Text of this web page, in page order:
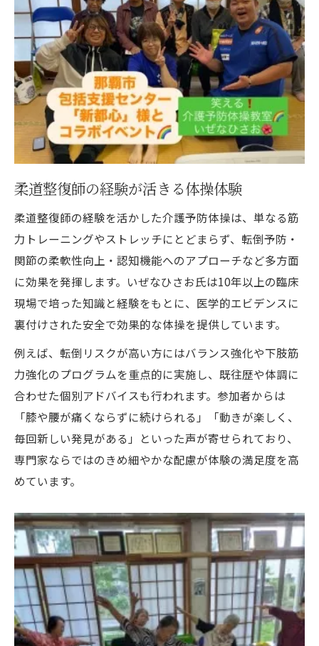
柔道整復師の経験が活きる体操体験
柔道整復師の経験を活かした介護予防体操は、単なる筋
力トレーニングやストレッチにとどまらず、転倒予防・
関節の柔軟性向上・認知機能へのアプローチなど多方面
に効果を発揮します。いぜなひさお氏は10年以上の臨床
現場で培った知識と経験をもとに、医学的エビデンスに
裏付けされた安全で効果的な体操を提供しています。
例えば、転倒リスクが高い方にはバランス強化や下肢筋
力強化のプログラムを重点的に実施し、既往歴や体調に
合わせた個別アドバイスも行われます。参加者からは
「膝や腰が痛くならずに続けられる」「動きが楽しく、
毎回新しい発見がある」といった声が寄せられており、
専門家ならではのきめ細やかな配慮が体験の満足度を高
めています。